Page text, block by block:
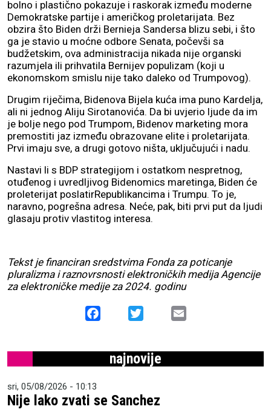
bolno i plastično pokazuje i raskorak između moderne
Demokratske partije i američkog proletarijata. Bez
obzira što Biden drži Bernieja Sandersa blizu sebi, i što
ga je stavio u moćne odbore Senata, počevši sa
budžetskim, ova administracija nikada nije organski
razumjela ili prihvatila Bernijev populizam (koji u
ekonomskom smislu nije tako daleko od Trumpovog).
Drugim riječima, Bidenova Bijela kuća ima puno Kardelja,
ali ni jednog Aliju Sirotanovića. Da bi uvjerio ljude da im
je bolje nego pod Trumpom, Bidenov marketing mora
premostiti jaz između obrazovane elite i proletarijata.
Prvi imaju sve, a drugi gotovo ništa, uključujući i nadu.
Nastavi li s BDP strategijom i ostatkom nespretnog,
otuđenog i uvredljivog Bidenomics maretinga, Biden će
proleterijat poslatirRepublikancima i Trumpu. To je,
naravno, pogrešna adresa. Neće, pak, biti prvi put da ljudi
glasaju protiv vlastitog interesa.
Tekst je financiran sredstvima Fonda za poticanje
pluralizma i raznovrsnosti elektroničkih medija Agencije
za elektroničke medije za 2024. godinu
Facebook
najnovije
sri, 05/08/2026 - 10:13
Nije lako zvati se Sanchez